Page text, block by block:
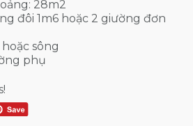
28m2
đôi 1m6 hoặc 2 giường đơn
sông
phụ